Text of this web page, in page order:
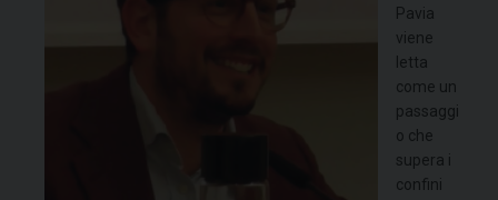
Pavia
viene
letta
come un
passaggi
o che
supera i
confini